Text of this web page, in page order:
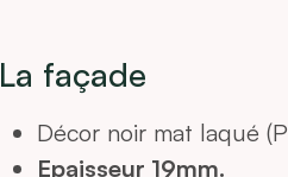
La façade
Décor noir mat laqué
Epaisseur 19mm.